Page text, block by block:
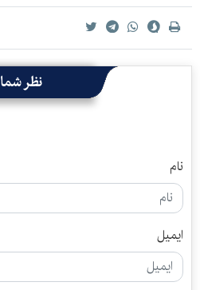
نظر شما
نام
ایمیل